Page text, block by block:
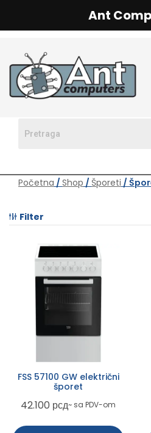
Početna / Shop / Šporeti /
Filter
FSS 57100 GW električni
šporet
42.100 рсд~ sa PDV-om
Ant